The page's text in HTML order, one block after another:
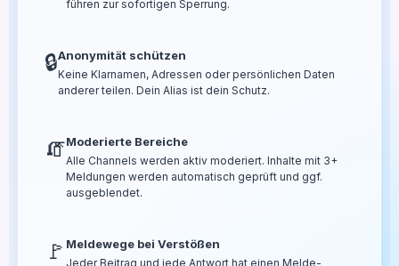
führen zur sofortigen Sperrung.
🔒Anonymität schützen
Keine Klarnamen, Adressen oder persönlichen Daten
anderer teilen. Dein Alias ist dein Schutz.
🧯Moderierte Bereiche
Alle Channels werden aktiv moderiert. Inhalte mit 3+
Meldungen werden automatisch geprüft und ggf.
ausgeblendet.
🚩 Meldewege bei Verstößen
Jeder Beitrag und jede Antwort hat einen Melde-